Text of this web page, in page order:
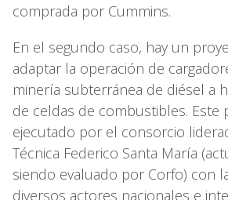
comprada por Cummins.
En el segundo caso, hay un
adaptar la operación de
minería subterránea de diésel a
de celdas de combustibles. Este
ejecutado por el consorcio
Técnica Federico Santa María
siendo evaluado por Corfo) con
diversos actores nacionales e